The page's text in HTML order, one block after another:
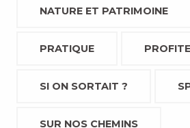
NATURE ET PATRIMOINE
PRATIQUE
SI ON SORTAIT ?
SUR NOS CHEMINS